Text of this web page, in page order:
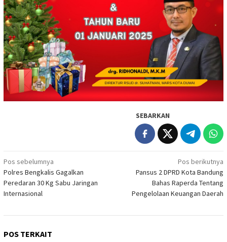
SEBARKAN
Navigasi
pos
Pos sebelumnya
Polres Bengkalis Gagalkan
Peredaran 30 Kg Sabu Jaringan
Internasional
Pos berikutnya
Pansus 2 DPRD Kota Bandung
Bahas Raperda Tentang
Pengelolaan Keuangan Daerah
POS TERKAIT